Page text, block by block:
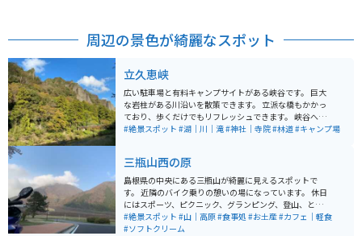
周辺の景色が綺麗なスポット
立久恵峡
広い駐車場と有料キャンプサイトがある峡谷です。 巨大
な岩柱がある川沿いを散策できます。 立派な橋もかかっ
ており、歩くだけでもリフレッシュできます。 峡谷へ向
かう途中に無人の小さい神社がありました。 近くには小
#絶景スポット #湖｜川｜滝#神社｜寺院#林道#キャンプ場
三瓶山西の原
島根県の中央にある三瓶山が綺麗に見えるスポットで
す。 近隣のバイク乗りの憩いの場になっています。 休日
にはスポーツ、ピクニック、グランピング、登山、と
色々な事をしてる人がいます。 駐車場は広く近くにはお
店（山の駅）もあるので便利です。いい休憩ポイントで
#絶景スポット #山｜高原#食事処 #お土産#カフェ｜軽食
#ソフトクリーム